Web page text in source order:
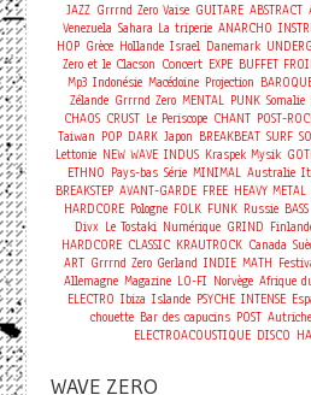
JAZZ Grrrnd Zero Vaise GUITARE ABSTRACT
Venezuela Sahara La triperie ANARCHO
HOP Grèce Hollande Israel Danemark
Zero et le Clacson Concert EXPE BUFFET
Mp3 Indonésie Macédoine Projection
Zélande Grrrnd Zero MENTAL PUNK Somalie
CHAOS CRUST Le Periscope CHANT POST-
Taiwan POP DARK Japon BREAKBEAT SURF
Lettonie NEW WAVE INDUS Kraspek Mysik
ETHNO Pays-bas Série MINIMAL Australie
BREAKSTEP AVANT-GARDE FREE HEAVY METAL
HARDCORE Pologne FOLK FUNK Russie BASS
Divx Le Tostaki Numérique GRIND
HARDCORE CLASSIC KRAUTROCK Canada
ART Grrrnd Zero Gerland INDIE MATH
Allemagne Magazine LO-FI Norvège Afrique
ELECTRO Ibiza Islande PSYCHE INTENSE
chouette Bar des capucins POST Autriche
ELECTROACOUSTIQUE DISCO
WAVE ZERO